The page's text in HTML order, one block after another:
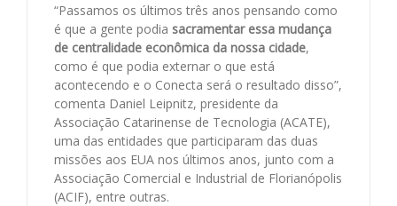
“Passamos os últimos três anos pensando como
é que a gente podia sacramentar essa mudança
de centralidade econômica da nossa cidade,
como é que podia externar o que está
acontecendo e o Conecta será o resultado disso”,
comenta Daniel Leipnitz, presidente da
Associação Catarinense de Tecnologia (ACATE),
uma das entidades que participaram das duas
missões aos EUA nos últimos anos, junto com a
Associação Comercial e Industrial de Florianópolis
(ACIF), entre outras.